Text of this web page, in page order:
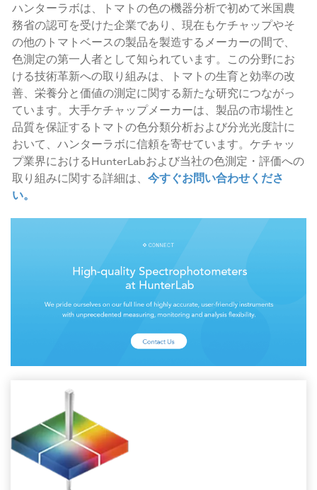
ハンターラボは、トマトの色の機器分析で初めて米国農
務省の認可を受けた企業であり、現在もケチャップやそ
の他のトマトベースの製品を製造するメーカーの間で、
色測定の第一人者として知られています。この分野にお
ける技術革新への取り組みは、トマトの生育と効率の改
善、栄養分と価値の測定に関する新たな研究につながっ
ています。大手ケチャップメーカーは、製品の市場性と
品質を保証するトマトの色分類分析および分光光度計に
おいて、ハンターラボに信頼を寄せています。ケチャッ
プ業界におけるHunterLabおよび当社の色測定・評価への
取り組みに関する詳細は、 今すぐお問い合わせくださ
い。